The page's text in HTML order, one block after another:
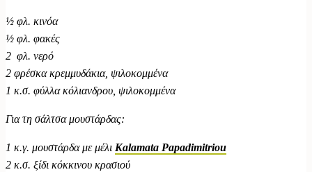
½ φλ. κινόα
½ φλ. φακές
2 φλ. νερό
2 φρέσκα κρεμμυδάκια, ψιλοκομμένα
1 κ.σ. φύλλα κόλιανδρου, ψιλοκομμένα
Για τη σάλτσα μουστάρδας:
1 κ.γ. μουστάρδα με μέλι Kalamata Papadimitriou
2 κ.σ. ξίδι κόκκινου κρασιού